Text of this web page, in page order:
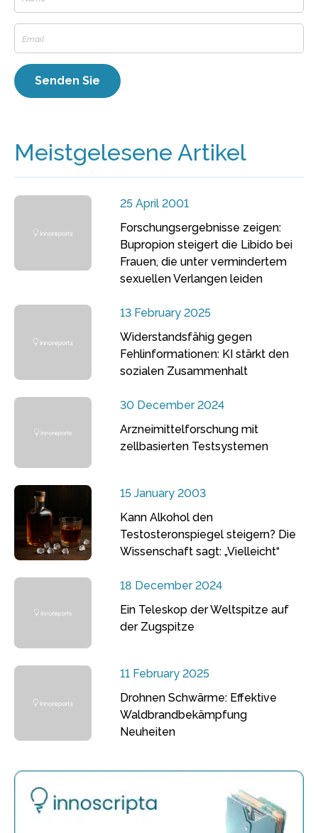
Meistgelesene Artikel
25 April 2001
Forschungsergebnisse zeigen:
Bupropion steigert die Libido bei
Frauen, die unter vermindertem
sexuellen Verlangen leiden
13 February 2025
Widerstandsfähig gegen
Fehlinformationen: KI stärkt den
sozialen Zusammenhalt
30 December 2024
Arzneimittelforschung mit
zellbasierten Testsystemen
15 January 2003
Kann Alkohol den
Testosteronspiegel steigern? Die
Wissenschaft sagt: „Vielleicht“
18 December 2024
Ein Teleskop der Weltspitze auf
der Zugspitze
11 February 2025
Drohnen Schwärme: Effektive
Waldbrandbekämpfung
Neuheiten